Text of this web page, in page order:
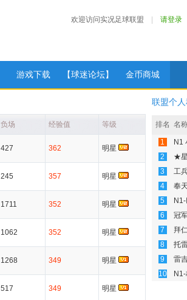
欢迎访问实况足球联盟 请登录
游戏下载 【球迷论坛】 金币商城
负场 经验值 等级
427 362 明星
245 357 明星
1711 352 明星
1062 352 明星
1268 349 明星
517 349 明星
联盟个
排名 名
1 N1
2
★
3
工
4
奉
5
6
冠
7
拜
8
托
9
雷
10